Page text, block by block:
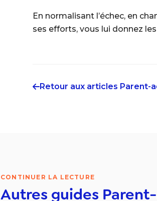
En normalisant l’échec, en
ses efforts, vous lui donnez
Retour aux articles Parent-
CONTINUER LA LECTURE
Autres guides